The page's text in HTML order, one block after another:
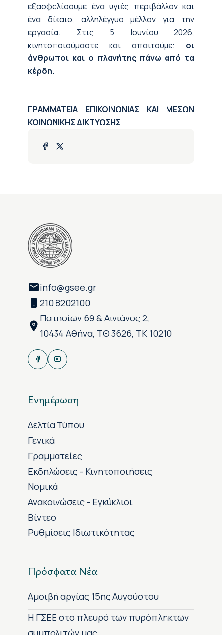
εξασφαλίσουμε ένα υγιές περιβάλλον και
ένα δίκαιο, αλληλέγγυο μέλλον για την
εργασία. Στις 5 Ιουνίου 2026,
κινητοποιούμαστε και απαιτούμε: οι
άνθρωποι και ο πλανήτης πάνω από τα
κέρδη.
ΓΡΑΜΜΑΤΕΙΑ ΕΠΙΚΟΙΝΩΝΙΑΣ ΚΑΙ ΜΕΣΩΝ
ΚΟΙΝΩΝΙΚΗΣ ΔΙΚΤΥΩΣΗΣ
info@gsee.gr
210 8202100
Πατησίων 69 & Αινιάνος 2,
10434 Αθήνα, ΤΘ 3626, ΤΚ 10210
Ενημέρωση
Δελτία Τύπου
Γενικά
Γραμματείες
Εκδηλώσεις - Κινητοποιήσεις
Νομικά
Ανακοινώσεις - Εγκύκλιοι
Βίντεο
Ρυθμίσεις Ιδιωτικότητας
Πρόσφατα Νέα
Αμοιβή αργίας 15ης Αυγούστου
H ΓΣΕΕ στο πλευρό των πυρόπληκτων
συμπολιτών μας